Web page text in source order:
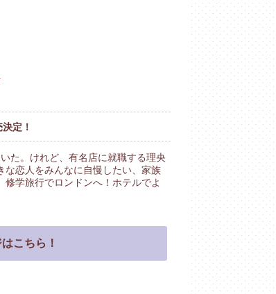
定！
た。けれど、有名店に就職する理央
な恋人をみんなに自慢したい、家族
学旅行でロンドンへ！ホテルでよ
こちら！